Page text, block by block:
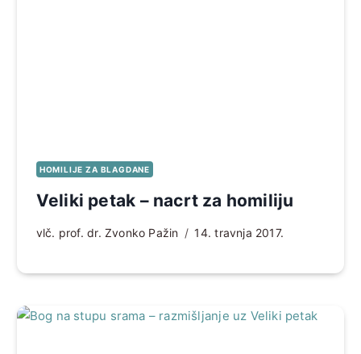
HOMILIJE ZA BLAGDANE
Veliki petak – nacrt za homiliju
vlč. prof. dr. Zvonko Pažin 14. travnja 2017.